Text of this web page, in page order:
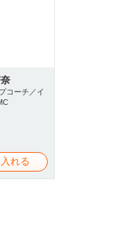
コーチ／イ
れる